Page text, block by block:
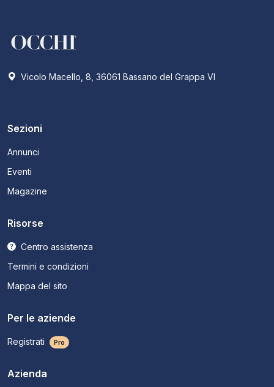
Vicolo Macello, 8, 36061 Bassano del Grappa VI
Sezioni
Annunci
Eventi
Magazine
Risorse
Centro assistenza
Termini e condizioni
Mappa del sito
Per le aziende
Registrati Pro
Azienda